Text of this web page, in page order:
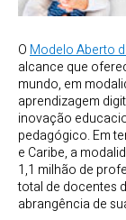
O Modelo Aberto
alcance que
mundo, em
aprendizagem
inovação
pedagógico. Em
e Caribe, a
1,1 milhão de
total de docentes
abrangência de